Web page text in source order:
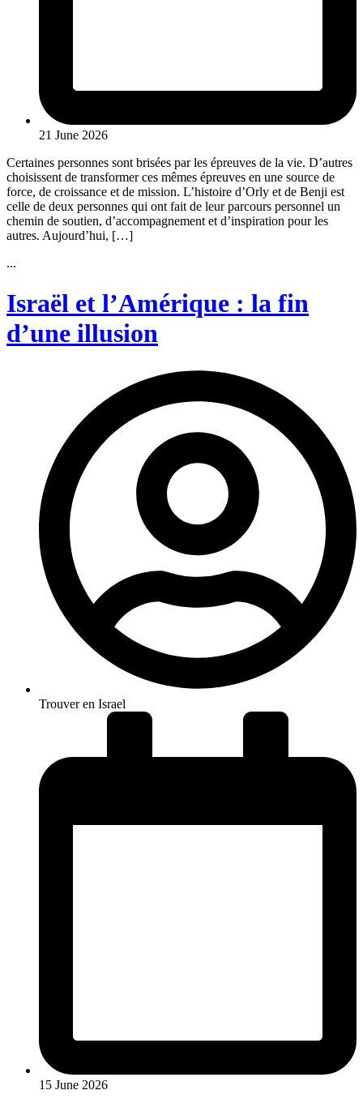
21 June 2026
Certaines personnes sont brisées par les épreuves de la vie. D’autres
choisissent de transformer ces mêmes épreuves en une source de
force, de croissance et de mission. L’histoire d’Orly et de Benji est
celle de deux personnes qui ont fait de leur parcours personnel un
chemin de soutien, d’accompagnement et d’inspiration pour les
autres. Aujourd’hui, […]
...
Israël et l’Amérique : la fin
d’une illusion
Trouver en Israel
15 June 2026